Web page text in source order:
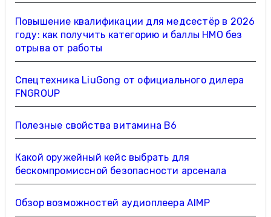
Повышение квалификации для медсестёр в 2026
году: как получить категорию и баллы НМО без
отрыва от работы
Спецтехника LiuGong от официального дилера
FNGROUP
Полезные свойства витамина B6
Какой оружейный кейс выбрать для
бескомпромиссной безопасности арсенала
Обзор возможностей аудиоплеера AIMP